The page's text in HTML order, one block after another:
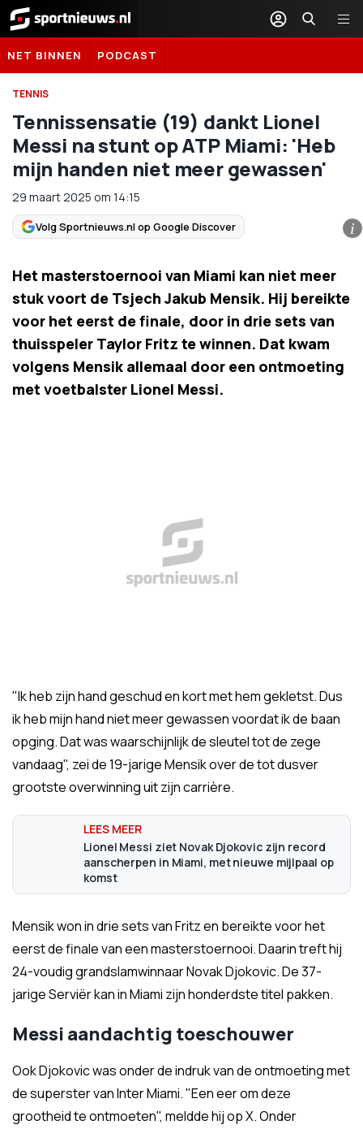
Sportnieuws.nl
NET BINNEN PODCAST
TENNIS
Tennissensatie (19) dankt Lionel
Messi na stunt op ATP Miami: 'Heb
mijn handen niet meer gewassen'
29 maart 2025 om 14:15
Volg Sportnieuws.nl op Google Discover i
Het masterstoernooi van Miami kan niet meer
stuk voort de Tsjech Jakub Mensik. Hij bereikte
voor het eerst de finale, door in drie sets van
thuisspeler Taylor Fritz te winnen. Dat kwam
volgens Mensik allemaal door een ontmoeting
met voetbalster Lionel Messi.
"Ik heb zijn hand geschud en kort met hem gekletst. Dus
ik heb mijn hand niet meer gewassen voordat ik de baan
opging. Dat was waarschijnlijk de sleutel tot de zege
vandaag", zei de 19-jarige Mensik over de tot dusver
grootste overwinning uit zijn carrière.
Lionel Messi ziet Novak Djokovic zijn record
aanscherpen in Miami, met nieuwe mijlpaal op
komst
Mensik won in drie sets van Fritz en bereikte voor het
eerst de finale van een masterstoernooi. Daarin treft hij
24-voudig grandslamwinnaar Novak Djokovic. De 37-
jarige Serviër kan in Miami zijn honderdste titel pakken.
Messi aandachtig toeschouwer
Ook Djokovic was onder de indruk van de ontmoeting met
de superster van Inter Miami. "Een eer om deze
grootheid te ontmoeten", meldde hij op X. Onder